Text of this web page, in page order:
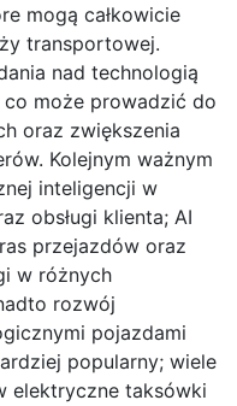
mogą całkowicie
transportowej.
nad technologią
może prowadzić do
oraz zwiększenia
Kolejnym ważnym
inteligencji w
obsługi klienta; AI
przejazdów oraz
w różnych
rozwój
pojazdami
popularny; wiele
elektryczne taksówki